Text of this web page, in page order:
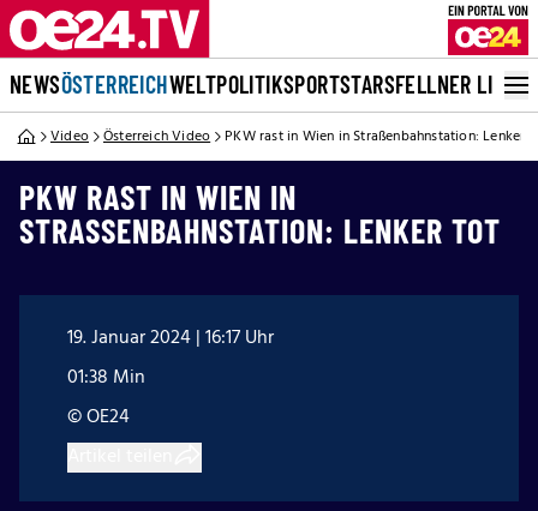
NEWSÖSTERREICHWELTPOLITIKSPORTSTARSFELLNER LIVE
Video Österreich Video PKW rast in Wien in Straßenbahnstation: Lenker
PKW RAST IN WIEN IN
STRASSENBAHNSTATION: LENKER TOT
19. Januar 2024 | 16:17 Uhr
01:38 Min
© OE24